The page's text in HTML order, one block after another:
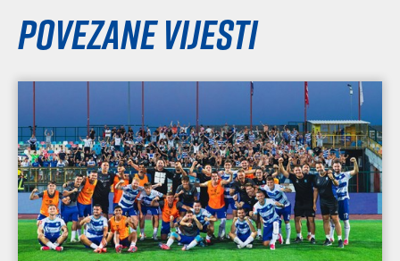
Povezane vijesti